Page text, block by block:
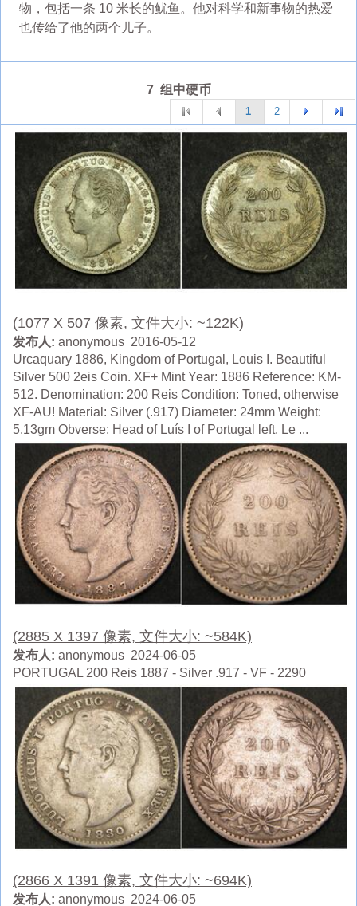
物，包括一条 10 米长的鱿鱼。他对科学和新事物的热爱
也传给了他的两个儿子。
7 组中硬币
1 2
(1077 X 507 像素, 文件大小: ~122K)
发布人: anonymous 2016-05-12
Urcaquary 1886, Kingdom of Portugal, Louis I. Beautiful
Silver 500 2eis Coin. XF+ Mint Year: 1886 Reference: KM-
512. Denomination: 200 Reis Condition: Toned, otherwise
XF-AU! Material: Silver (.917) Diameter: 24mm Weight:
5.13gm Obverse: Head of Luís I of Portugal left. Le ...
(2885 X 1397 像素, 文件大小: ~584K)
发布人: anonymous 2024-06-05
PORTUGAL 200 Reis 1887 - Silver .917 - VF - 2290
(2866 X 1391 像素, 文件大小: ~694K)
发布人: anonymous 2024-06-05